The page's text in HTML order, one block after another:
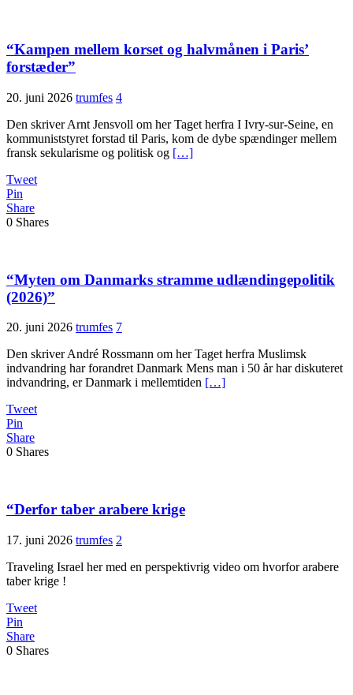
“Kampen mellem korset og halv­månen i Paris’
forstæder”
20. juni 2026 trumfes 4
Den skriver Arnt Jensvoll om her Taget herfra I Ivry-sur-Seine, en
kommuniststyret forstad til Paris, kom de dybe spændinger mellem
fransk sekularisme og politisk og […]
Tweet
Pin
Share
0 Shares
“Myten om Danmarks stramme udlændingepolitik
(2026)”
20. juni 2026 trumfes 7
Den skriver André Rossmann om her Taget herfra Muslimsk
indvandring har forandret Danmark Mens man i 50 år har diskuteret
indvandring, er Danmark i mellemtiden […]
Tweet
Pin
Share
0 Shares
“Derfor taber arabere krige
17. juni 2026 trumfes 2
Traveling Israel her med en perspektivrig video om hvorfor arabere
taber krige !
Tweet
Pin
Share
0 Shares